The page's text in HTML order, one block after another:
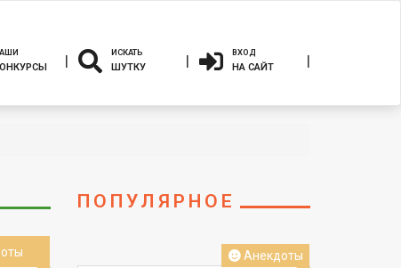
ИСКАТЬ
ШУТКУ
ВХОД
НА САЙТ
ПОПУЛЯРНОЕ
Анекдоты